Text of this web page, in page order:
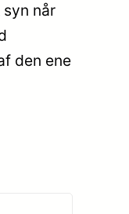
når
den ene